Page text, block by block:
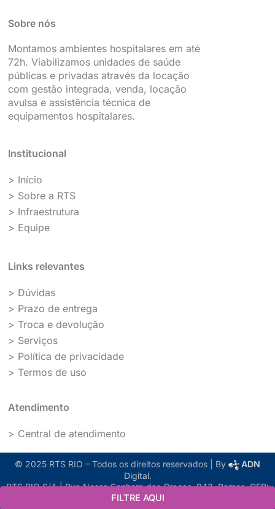
FILTRE AQUI
Sobre nós
Montamos ambientes hospitalares em até
72h. Viabilizamos unidades de saúde
públicas e privadas através da locação
com gestão integrada, venda, locação
avulsa e assistência técnica de
equipamentos hospitalares.
Institucional
> Início
> Sobre a RTS
> Infraestrutura
> Equipe
Links relevantes
> Dúvidas
> Prazo de entrega
> Troca e devolução
> Serviços
> Política de privacidade
> Termos de uso
Atendimento
> Central de atendimento
© 2025 RTS RIO – Todos os direitos reservados | By
ADN
Digital.
RTS RIO S/A | Rua Nossa Senhora das Graças, 943, Ramos. CEP:
21031-611, Rio de Janeiro, RJ. | CNPJ: 04.050.750/0001-29